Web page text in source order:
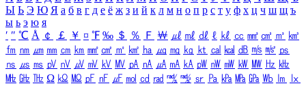
Ы Ь Э Ю Я а б в г д е ё ж з и й к л м н о п р с т у ф х ц ч ш щ ъ
ы ь э ю я
′ ″ ℃ Å ￠ ￡ ￥ ¤ ℉ ‰ ＄ ％ Ｆ ￦ ㎕ ㎖ ㎗ ℓ ㎘ ㏄ ㎣ ㎤ ㎥ ㎦
㎙ ㎚ ㎛ ㎜ ㎝ ㎞ ㎟ ㎠ ㎡ ㎢ ㏊ ㎍ ㎎ ㎏ ㏏ ㎈ ㎉ ㏈ ㎧ ㎨ ㎰
㎱ ㎲ ㎳ ㎴ ㎵ ㎶ ㎷ ㎸ ㎹ ㎀ ㎁ ㎂ ㎃ ㎄ ㎺ ㎻ ㎽ ㎾ ㎿ ㎐ ㎑
㎒ ㎓ ㎔ Ω ㏀ ㏁ ㎊ ㎋ ㎌ ㏖ ㏅ ㎭ ㎮ ㎯ ㏛ ㎩ ㎪ ㎫ ㎬ ㏝ ㏐
㏓